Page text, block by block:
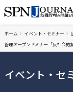
ホーム イベント・セミナー
管理オープンセミナー「反社会的
イベント・セ